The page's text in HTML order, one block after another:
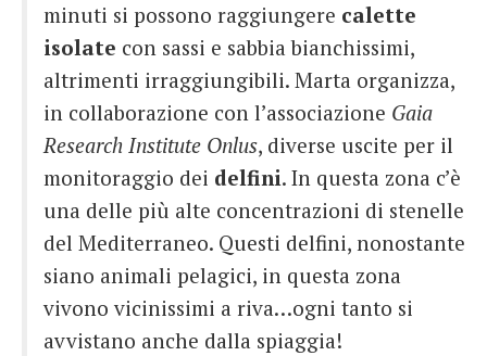
minuti si possono raggiungere calette
isolate con sassi e sabbia bianchissimi,
altrimenti irraggiungibili. Marta organizza,
in collaborazione con l’associazione Gaia
Research Institute Onlus, diverse uscite per il
monitoraggio dei delfini. In questa zona c’è
una delle più alte concentrazioni di stenelle
del Mediterraneo. Questi delfini, nonostante
siano animali pelagici, in questa zona
vivono vicinissimi a riva…ogni tanto si
avvistano anche dalla spiaggia!